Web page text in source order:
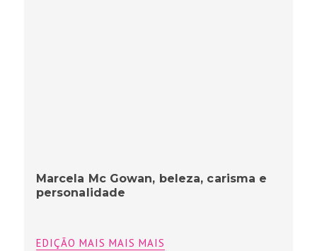
Marcela Mc Gowan, beleza, carisma e
personalidade
EDIÇÃO MAIS MAIS MAIS